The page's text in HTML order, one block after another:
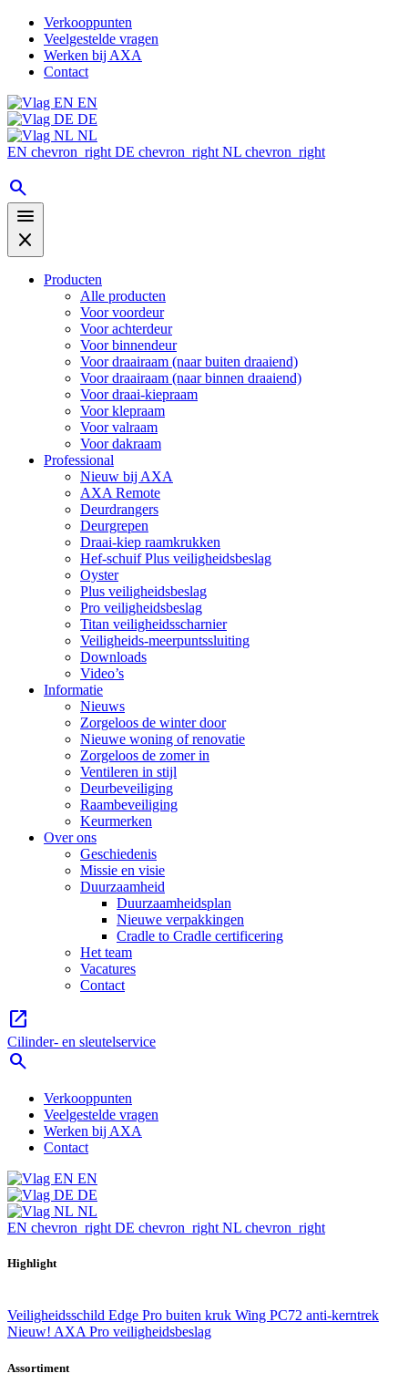
Verkooppunten
Veelgestelde vragen
Werken bij AXA
Contact
EN
DE
NL
EN chevron_right DE chevron_right NL chevron_right
search
menu
close
Producten
Alle producten
Voor voordeur
Voor achterdeur
Voor binnendeur
Voor draairaam (naar buiten draaiend)
Voor draairaam (naar binnen draaiend)
Voor draai-kiepraam
Voor klepraam
Voor valraam
Voor dakraam
Professional
Nieuw bij AXA
AXA Remote
Deurdrangers
Deurgrepen
Draai-kiep raamkrukken
Hef-schuif Plus veiligheidsbeslag
Oyster
Plus veiligheidsbeslag
Pro veiligheidsbeslag
Titan veiligheidsscharnier
Veiligheids-meerpuntssluiting
Downloads
Video’s
Informatie
Nieuws
Zorgeloos de winter door
Nieuwe woning of renovatie
Zorgeloos de zomer in
Ventileren in stijl
Deurbeveiliging
Raambeveiliging
Keurmerken
Over ons
Geschiedenis
Missie en visie
Duurzaamheid
Duurzaamheidsplan
Nieuwe verpakkingen
Cradle to Cradle certificering
Het team
Vacatures
Contact
open_in_new
Cilinder- en sleutelservice
search
Verkooppunten
Veelgestelde vragen
Werken bij AXA
Contact
EN
DE
NL
EN chevron_right DE chevron_right NL chevron_right
Highlight
Veiligheidsschild Edge Pro buiten kruk Wing PC72 anti-kerntrek
Nieuw! AXA Pro veiligheidsbeslag
Assortiment